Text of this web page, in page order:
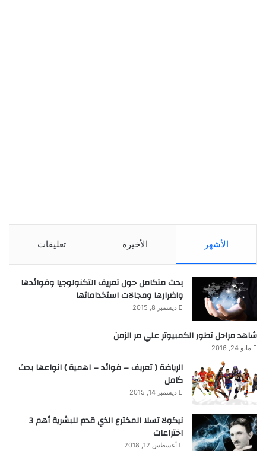
الأشهر الأخيرة تعليقات
بحث متكامل حول تعريف التكنولوجيا وفوائدها
واضرارها ومجالات استخداماتها
ديسمبر 8, 2015
شاهد مراحل تطور الكمبيوتر علي مر الزمن
مايو 24, 2016
الرياضة ( تعريف – فوائد – اهمية ) انواعها بحث
كامل
ديسمبر 14, 2015
نيكولا تسلا المخترع الذي قدم للبشرية أهم 3
اختراعات
أغسطس 12, 2018